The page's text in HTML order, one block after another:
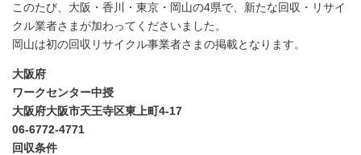
このたび、大阪・香川・東京・岡山の4県で、新たな回収・リサイ
クル業者さまが加わってくださいました。
岡山は初の回収リサイクル事業者さまの掲載となります。
大阪府
ワークセンター中授
大阪府大阪市天王寺区東上町4-17
06-6772-4771
回収条件